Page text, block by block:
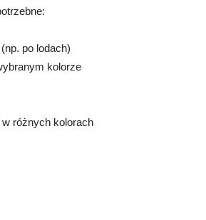
po lodach)
kolorze
różnych kolorach